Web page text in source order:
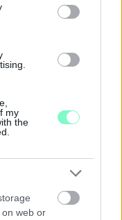
my
the
web or